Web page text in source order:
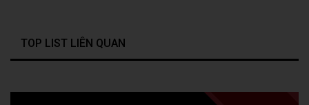
TOP LIST LIÊN QUAN